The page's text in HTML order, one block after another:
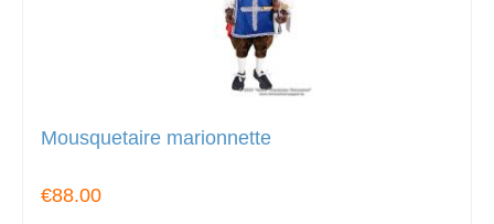
Mousquetaire marionnette
€88.00